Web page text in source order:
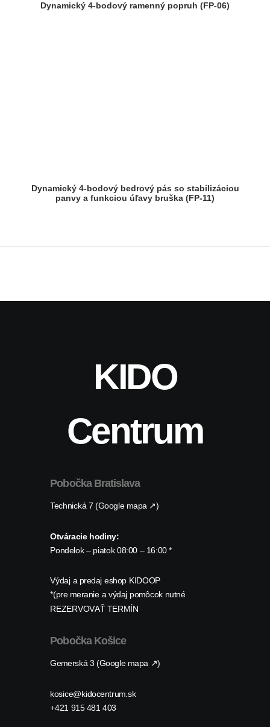
Dynamický 4-bodový ramenný popruh (FP-06)
Dynamický 4-bodový bedrový pás so stabilizáciou
panvy a funkciou úľavy bruška (FP-11)
KIDO
Centrum
Pobočka Bratislava
Technická 7 (Google mapa ↗)
Otváracie hodiny:
Pondelok – piatok 08:00 – 16:00 *
Výdaj a predaj eshop KIDOOP
*(pre meranie a výdaj pomôcok nutné
REZERVOVAŤ TERMÍN
Pobočka Košice
Gemerská 3 (Google mapa ↗)
kosice@kidocentrum.sk
+421 915 481 403